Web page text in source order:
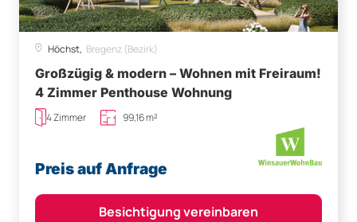
Höchst, Bregenz (Bezirk)
Großzügig & modern – Wohnen mit Freiraum!
4 Zimmer Penthouse Wohnung
4 Zimmer 99,16 m²
Preis auf Anfrage
Besichtigung vereinbaren